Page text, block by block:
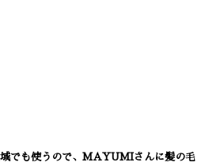
でも使うので、MAYUMIさんに髪の毛